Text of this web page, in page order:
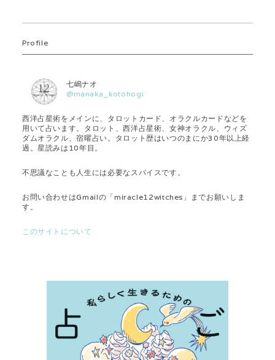
Profile
七嶋ナオ
@manaka_kotohogi
西洋占星術をメインに、タロットカード、オラクルカードなどを
用いて占います。タロット、西洋占星術、女神オラクル、ウィズ
ダムオラクル、宿曜占い。タロット歴はいつのまにか30年以上経
過。星読みは10年目。
不思議なことも人生には必要なスパイスです。
お問い合わせはGmailの「miracle12witches」までお願いしま
す。
このサイトについて